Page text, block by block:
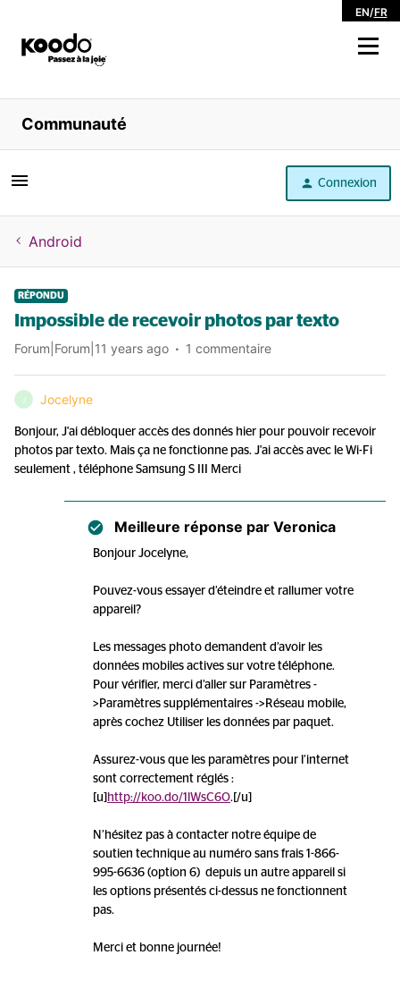
EN/FR
Magasiner
Libre service
Aide
Communauté
Connexion
Android
RÉPONDU
Impossible de recevoir photos par texto
Forum|Forum|11 years ago 1 commentaire
J Jocelyne
Bonjour, J'ai débloquer accès des donnés hier pour pouvoir recevoir
photos par texto. Mais ça ne fonctionne pas. J'ai accès avec le Wi-Fi
seulement , téléphone Samsung S III Merci
Meilleure réponse par Veronica
Bonjour Jocelyne,
Pouvez-vous essayer d’éteindre et rallumer votre
appareil?
Les messages photo demandent d’avoir les
données mobiles actives sur votre téléphone.
Pour vérifier, merci d’aller sur Paramètres -
>Paramètres supplémentaires ->Réseau mobile,
après cochez Utiliser les données par paquet.
Assurez-vous que les paramètres pour l’internet
sont correctement réglés :
[u] http://koo.do/1lWsC6O.[/u]
N’hésitez pas à contacter notre équipe de
soutien technique au numéro sans frais 1-866-
995-6636 (option 6) depuis un autre appareil si
les options présentés ci-dessus ne fonctionnent
pas.
Merci et bonne journée!